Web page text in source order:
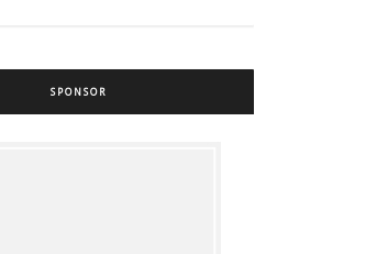
SPONSOR